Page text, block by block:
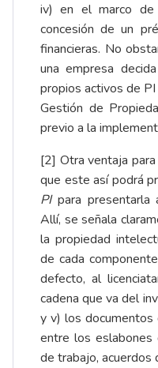
iv) en el marco de
concesión de un
financieras. No
una empresa
propios activos de
Gestión de
previo a la
[2] Otra ventaja
que este así podrá
PIpara presentarla
Allí, se señala
la propiedad
de cada
defecto, al
cadena que va del
y v) los documentos
entre los eslabones
de trabajo, acuerdos